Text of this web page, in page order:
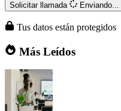
Solicitar llamada Enviando...
Tus datos están protegidos
Más Leídos